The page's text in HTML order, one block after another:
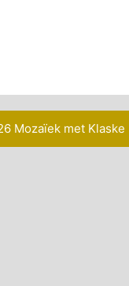
Mozaïek met Klaske